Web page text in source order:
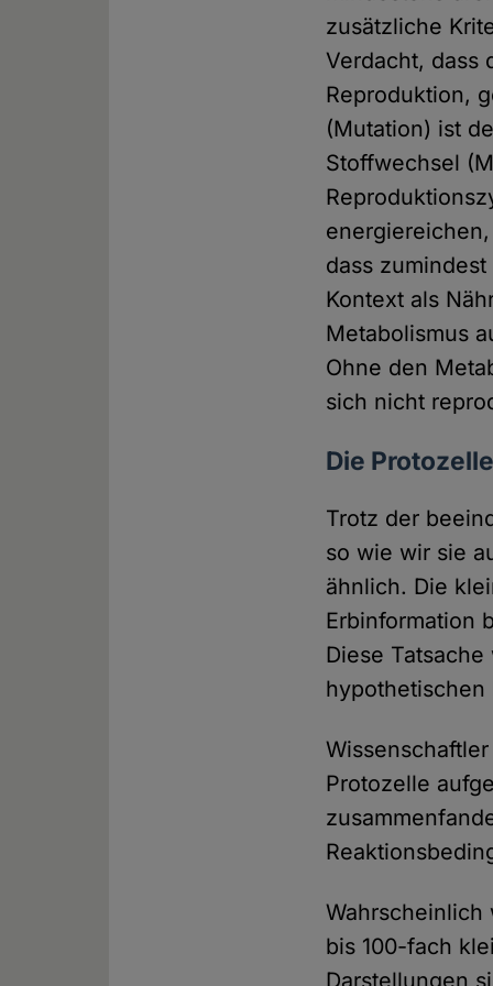
zusätzliche
Verdacht, dass
Reproduktion,
(Mutation) ist
Stoffwechsel
dass
Kontext als
Metabolismus
Ohne den
sich nicht
Die Protozelle
Trotz der
so wie wir sie
ähnlich. Die
Erbinformation
Diese
hypothetischen
Protozelle
Wahrscheinlich
bis 100-fach